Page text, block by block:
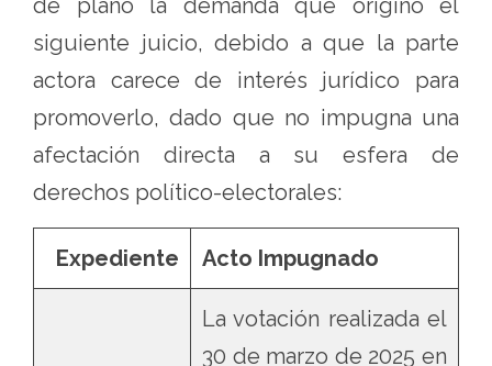
de plano la demanda que originó el
siguiente juicio, debido a que la parte
actora carece de interés jurídico para
promoverlo, dado que no impugna una
afectación directa a su esfera de
derechos político-electorales:
Expediente Acto Impugnado
La votación realizada el
30 de marzo de 2025 en